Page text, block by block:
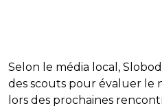
Selon le média local,
des scouts pour évaluer le
lors des prochaines